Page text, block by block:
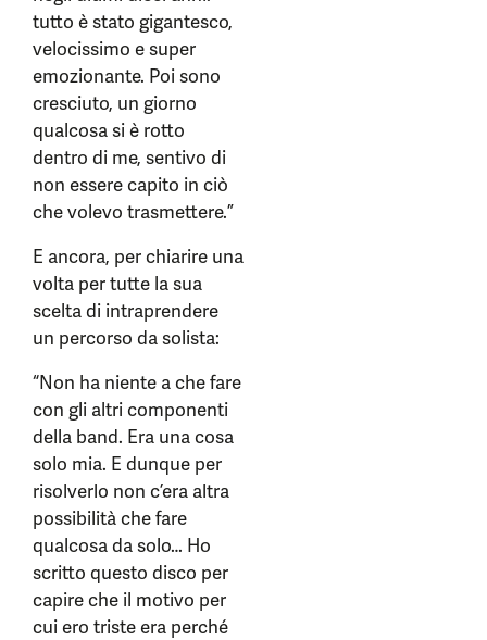
tutto è stato gigantesco,
velocissimo e super
emozionante. Poi sono
cresciuto, un giorno
qualcosa si è rotto
dentro di me, sentivo di
non essere capito in ciò
che volevo trasmettere.”
E ancora, per chiarire una
volta per tutte la sua
scelta di intraprendere
un percorso da solista:
“Non ha niente a che fare
con gli altri componenti
della band. Era una cosa
solo mia. E dunque per
risolverlo non c’era altra
possibilità che fare
qualcosa da solo… Ho
scritto questo disco per
capire che il motivo per
cui ero triste era perché